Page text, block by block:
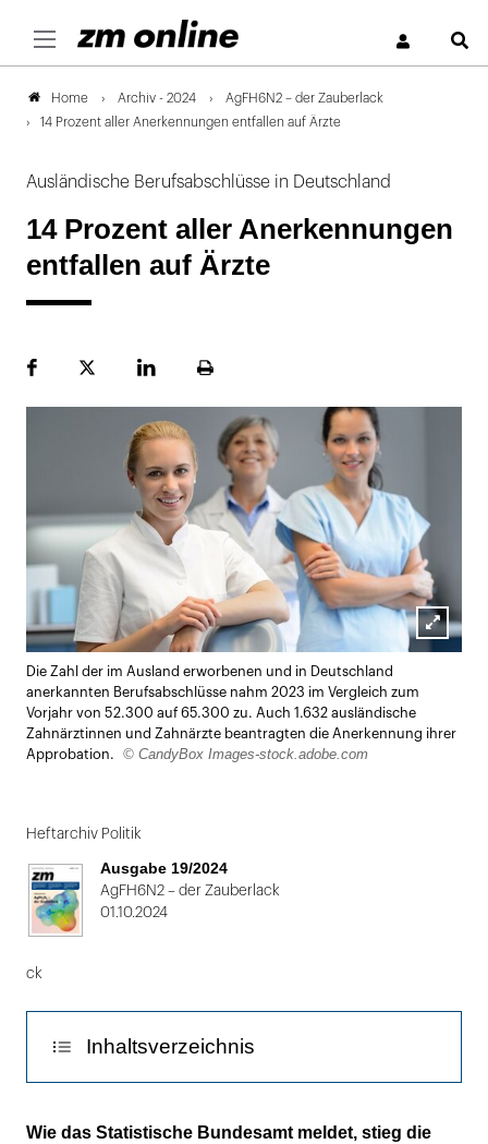
Home Archiv - 2024
AgFH6N2 – der Zauberlack
14 Prozent aller Anerkennungen entfallen auf Ärzte
Ausländische Berufsabschlüsse in Deutschland
14 Prozent aller Anerkennungen
entfallen auf Ärzte
FacebookPlattformLinekdInSeite
Lightbox
Die Zahl der im Ausland erworbenen und in Deutschland
anerkannten Berufsabschlüsse nahm 2023 im Vergleich zum
Vorjahr von 52.300 auf 65.300 zu. Auch 1.632 ausländische
Zahnärztinnen und Zahnärzte beantragten die Anerkennung ihrer
Approbation.
© CandyBox Images-stock.adobe.com
Heftarchiv Politik
Ausgabe 19/2024
AgFH6N2 – der Zauberlack
01.10.2024
ck
Inhaltsverzeichnis
Auch 1.632 Zahnärztinnen und Zahnärzte
Wie das Statistische Bundesamt meldet, stieg die